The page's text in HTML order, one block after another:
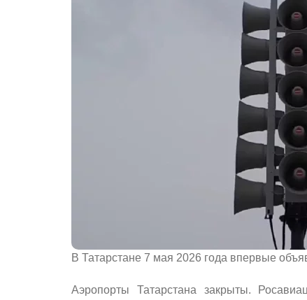
В Татарстане 7 мая 2026 года впервые
Аэропорты Татарстана закрыты.